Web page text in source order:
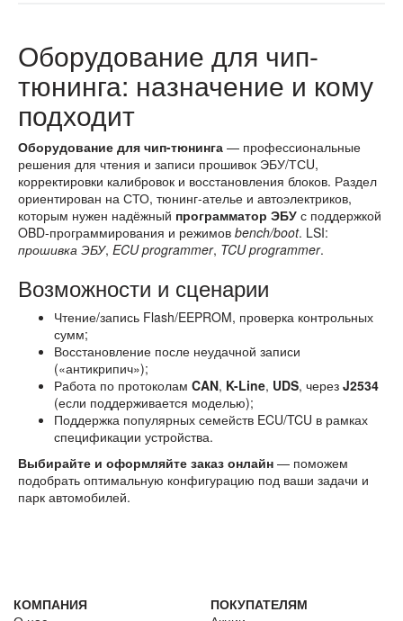
Оборудование для чип-
тюнинга: назначение и кому
подходит
Оборудование для чип-тюнинга — профессиональные
решения для чтения и записи прошивок ЭБУ/ТСU,
корректировки калибровок и восстановления блоков. Раздел
ориентирован на СТО, тюнинг-ателье и автоэлектриков,
которым нужен надёжный программатор ЭБУ с поддержкой
OBD-программирования и режимов bench/boot. LSI:
прошивка ЭБУ, ECU programmer, TCU programmer.
Возможности и сценарии
Чтение/запись Flash/EEPROM, проверка контрольных
сумм;
Восстановление после неудачной записи
(«антикрипич»);
Работа по протоколам CAN, K-Line, UDS, через J2534
(если поддерживается моделью);
Поддержка популярных семейств ECU/TCU в рамках
спецификации устройства.
Выбирайте и оформляйте заказ онлайн — поможем
подобрать оптимальную конфигурацию под ваши задачи и
парк автомобилей.
КОМПАНИЯ
ПОКУПАТЕЛЯМ